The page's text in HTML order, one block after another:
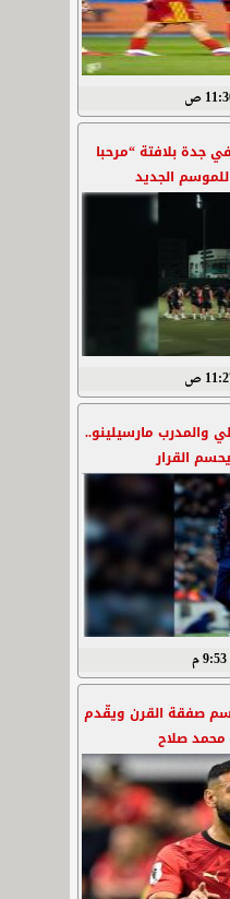
جدة بلافتة “مرحبا
للموسم الجديد
والمدرب مارسيلينو..
القرار
صفقة القرن ويقّدم
صلاح